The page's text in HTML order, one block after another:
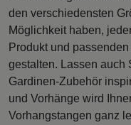
den verschiedensten
Möglichkeit haben,
Produkt und
gestalten. Lassen auch
Gardinen-Zubehör
und Vorhänge wird
Vorhangstangen ganz